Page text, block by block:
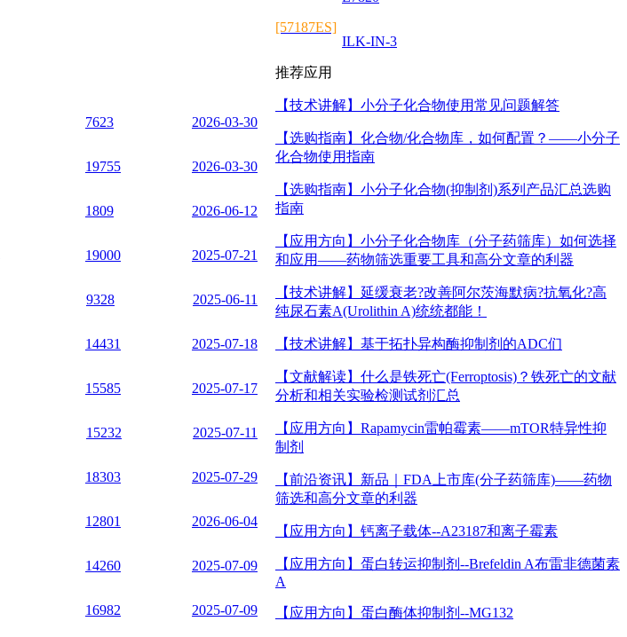
7623 2026-03-30
19755 2026-03-30
1809 2026-06-12
19000 2025-07-21
9328 2025-06-11
14431 2025-07-18
15585 2025-07-17
15232 2025-07-11
18303 2025-07-29
12801 2026-06-04
14260 2025-07-09
16982 2025-07-09
[57187ES]
ILK-IN-3
推荐应用
【技术讲解】 小分子化合物使用常见问题解答
【选购指南】 化合物/化合物库，如何配置？——小分子
化合物使用指南
【选购指南】 小分子化合物(抑制剂)系列产品汇总选购
指南
【应用方向】 小分子化合物库（分子药筛库）如何选择
和应用——药物筛选重要工具和高分文章的利器
【技术讲解】 延缓衰老?改善阿尔茨海默病?抗氧化?高
纯尿石素A(Urolithin A)统统都能！
【技术讲解】 基于拓扑异构酶抑制剂的ADC们
【文献解读】 什么是铁死亡(Ferroptosis)？铁死亡的文献
分析和相关实验检测试剂汇总
【应用方向】 Rapamycin雷帕霉素——mTOR特异性抑
制剂
【前沿资讯】 新品｜FDA上市库(分子药筛库)——药物
筛选和高分文章的利器
【应用方向】 钙离子载体--A23187和离子霉素
【应用方向】 蛋白转运抑制剂--Brefeldin A布雷非德菌素
A
【应用方向】 蛋白酶体抑制剂--MG132